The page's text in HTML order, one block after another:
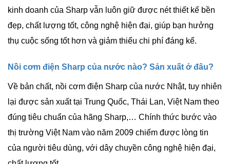
kinh doanh của Sharp vẫn luôn giữ được nét thiết kế bền
đẹp, chất lượng tốt, công nghệ hiện đại, giúp bạn hưởng
thụ cuộc sống tốt hơn và giảm thiểu chi phí đáng kể.
Nồi cơm điện Sharp của nước nào? Sản xuất ở đâu?
Về bản chất, nồi cơm điện Sharp của nước Nhật, tuy nhiên
lại được sản xuất tại Trung Quốc, Thái Lan, Việt Nam theo
đúng tiêu chuẩn của hãng Sharp,… Chính thức bước vào
thị trường Việt Nam vào năm 2009 chiếm được lòng tin
của người tiêu dùng, với dây chuyền công nghệ hiện đại,